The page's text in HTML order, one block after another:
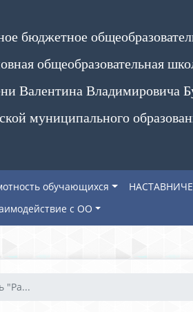
бюджетное
общеобразовательная
Валентина Владимировича
муниципального
обучающихся
с ОО
"Ра...